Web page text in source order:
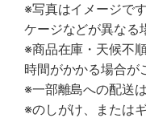
※写真はイメージで
ケージなどが異なる
※商品在庫・天候不
時間がかかる場合が
※一部離島への配送
※のしがけ、または